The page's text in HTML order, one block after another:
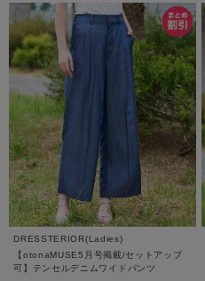
DRESSTERIOR(Ladies)
【otonaMUSE5月号掲載/セットアップ
可】テンセルデニムワイドパンツ